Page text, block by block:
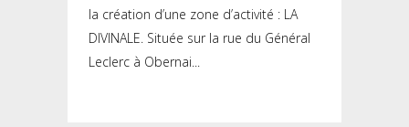
la création d’une zone d’activité : LA
DIVINALE. Située sur la rue du Général
Leclerc à Obernai...